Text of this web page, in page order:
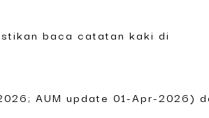
baca catatan kaki di
AUM update 01-Apr-2026)